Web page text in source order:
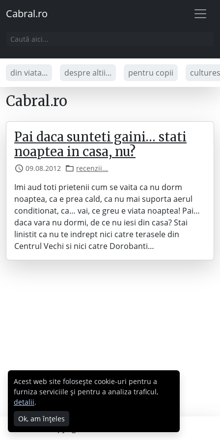
Cabral.ro
din viata... despre altii... pentru copii
Cabral.ro
Pai daca sunteti gaini… stati
noaptea in casa, nu?
09.08.2012 recenzii...
Imi aud toti prietenii cum se vaita ca nu dorm
noaptea, ca e prea cald, ca nu mai suporta aerul
conditionat, ca… vai, ce greu e viata noaptea! Pai…
daca vara nu dormi, de ce nu iesi din casa? Stai
linistit ca nu te indrept nici catre terasele din
Centrul Vechi si nici catre Dorobanti…
Copyright © 2007 - 2026 Cabral.ro
Acest web site folosește cookie-uri pentru a
furniza serviciile și pentru a analiza traficul,
detalii.
Ok, am înțeles